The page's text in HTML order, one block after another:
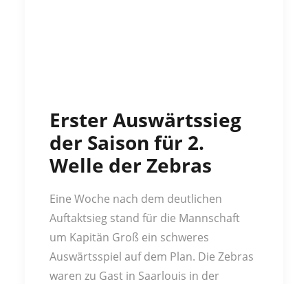
Erster Auswärtssieg
der Saison für 2.
Welle der Zebras
Eine Woche nach dem deutlichen
Auftaktsieg stand für die Mannschaft
um Kapitän Groß ein schweres
Auswärtsspiel auf dem Plan. Die Zebras
waren zu Gast in Saarlouis in der